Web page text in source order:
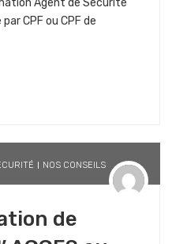
Agent de Sécurité
CPF ou CPF de
NOS CONSEILS
de